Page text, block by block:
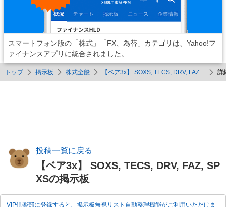
トップ 掲示板 株式全般 【ベア3x】 SOXS, TECS, DRV, FAZ… 詳
スマートフォン版の「株式」「FX、為替」カテゴリは、Yahoo!フ
ァイナンスアプリに統合されました。
投稿一覧に戻る
【ベア3x】 SOXS, TECS, DRV, FAZ, SP
XSの掲示板
VIP倶楽部に登録すると、掲示板無視リスト自動整理機能がご利用いただけま